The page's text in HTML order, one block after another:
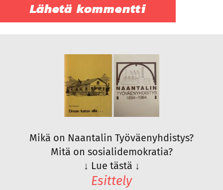
Mikä on Naantalin Työväenyhdistys?
Mitä on sosialidemokratia?
↓ Lue tästä ↓
Esittely